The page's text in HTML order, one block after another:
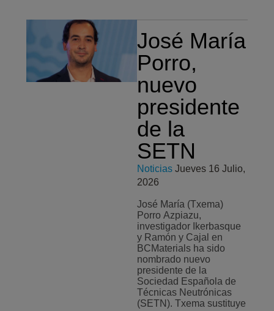
José María
Porro,
nuevo
presidente
de la
SETN
Noticias Jueves 16 Julio,
2026
José María (Txema)
Porro Azpiazu,
investigador Ikerbasque
y Ramón y Cajal en
BCMaterials ha sido
nombrado nuevo
presidente de la
Sociedad Española de
Técnicas Neutrónicas
(SETN). Txema sustituye